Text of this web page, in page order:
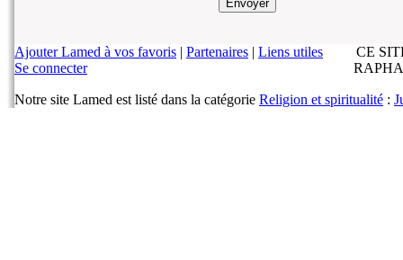
Ajouter Lamed à vos favoris | Partenaires | Liens utiles
Se connecter
CE
Notre site Lamed est listé dans la catégorie Religion et spiritualité :